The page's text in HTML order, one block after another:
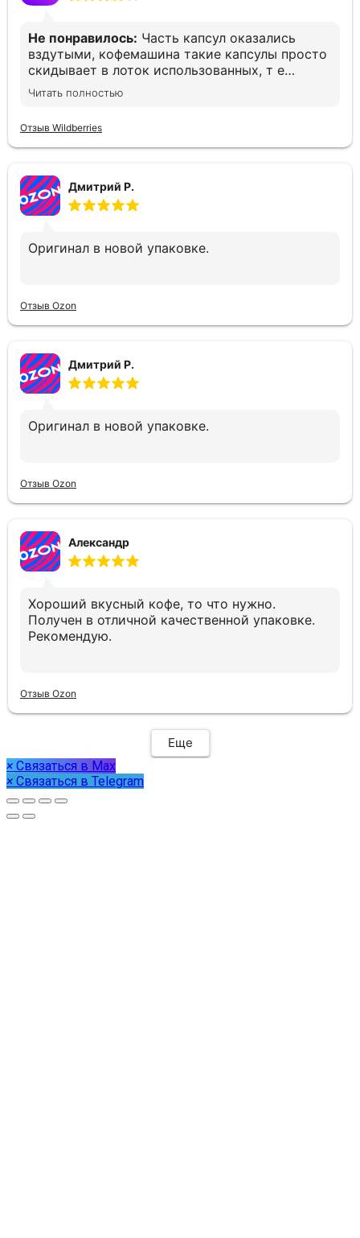
Не понравилось: Часть капсул оказались
вздутыми, кофемашина такие капсулы просто
скидывает в лоток использованных, т е
остаёшься без кофе. Печально(
Читать полностью
Отзыв Wildberries
Дмитрий Р.
Оригинал в новой упаковке.
Отзыв Ozon
Дмитрий Р.
Оригинал в новой упаковке.
Отзыв Ozon
Александр
Хороший вкусный кофе, то что нужно.
Получен в отличной качественной упаковке.
Рекомендую.
Отзыв Ozon
Еще
× Связаться в Max
× Связаться в Telegram